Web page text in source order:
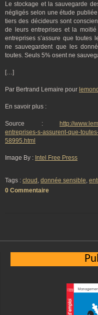
Le stockage et la sauvegarde
négligés selon une étude
tiers des décideurs sont
de leurs entreprises et la
entreprises s’assure que toutes
ne sauvegardent que les
toutes. Seuls 5% osent ne
[…]
Par Bertrand Lemaire pour
En savoir plus :
Source :
http://
entreprises-s-assurent-que-
58995.html
Image By : Intel Free Press
Tags : cloud , donnée sensible,
0 Commentaire